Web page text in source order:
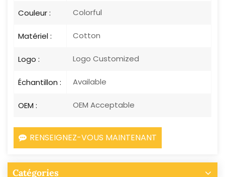
Couleur : Colorful
Matériel : Cotton
Logo : Logo Customized
Échantillon : Available
OEM : OEM Acceptable
RENSEIGNEZ-VOUS MAINTENANT
Catégories